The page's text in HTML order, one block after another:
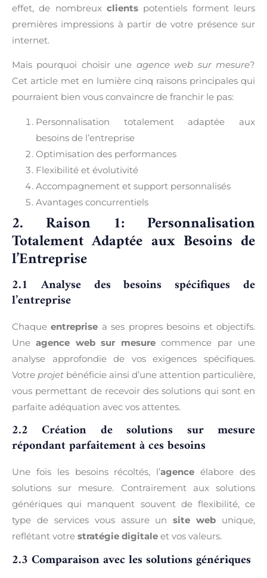
effet, de nombreux clients potentiels forment leurs
premières impressions à partir de votre présence sur
internet.
Mais pourquoi choisir une agence web sur mesure?
Cet article met en lumière cinq raisons principales qui
pourraient bien vous convaincre de franchir le pas:
Personnalisation totalement adaptée aux
besoins de l’entreprise
Optimisation des performances
Flexibilité et évolutivité
Accompagnement et support personnalisés
Avantages concurrentiels
2. Raison 1: Personnalisation
Totalement Adaptée aux Besoins de
l’Entreprise
2.1 Analyse des besoins spécifiques de
l’entreprise
Chaqueentreprise a ses propres besoins et objectifs.
Uneagence web sur mesurecommence par une
analyse approfondie de vos exigences spécifiques.
Votre projet bénéficie ainsi d’une attention particulière,
vous permettant de recevoir des solutions qui sont en
parfaite adéquation avec vos attentes.
2.2 Création de solutions sur mesure
répondant parfaitement à ces besoins
Une fois les besoins récoltés, l’agence élabore des
solutions sur mesure. Contrairement aux solutions
génériques qui manquent souvent de flexibilité, ce
type de services vous assure unsite web unique,
reflétant votre stratégie digitale et vos valeurs.
2.3 Comparaison avec les solutions génériques